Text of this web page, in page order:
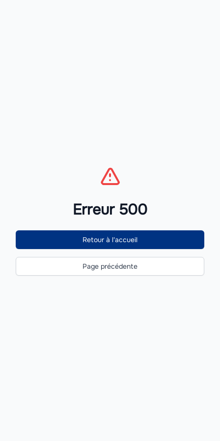
Erreur 500
Retour à l'accueil
Page précédente